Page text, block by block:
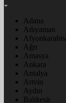
Adana
Adıyaman
Ağrı
Amasya
Ankara
Antalya
Artvin
Aydın
Balıkesir